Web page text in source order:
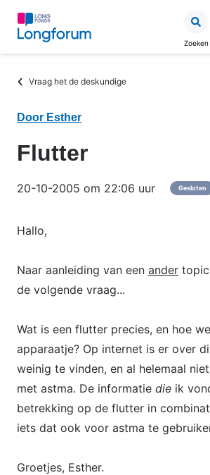
Overslaan
inhoud
Zoeken
Kruimelpad
Vraag het de deskundige
Door Esther
Flutter
20-10-2005 om 22:06 uur Gesloten
Hallo,
Naar aanleiding van een ander
de volgende vraag...
Wat is een flutter precies, en hoe
apparaatje? Op internet is er over
weinig te vinden, en al helemaal
met astma. De informatie die ik
betrekking op de flutter in
iets dat ook voor astma te
Groetjes, Esther.